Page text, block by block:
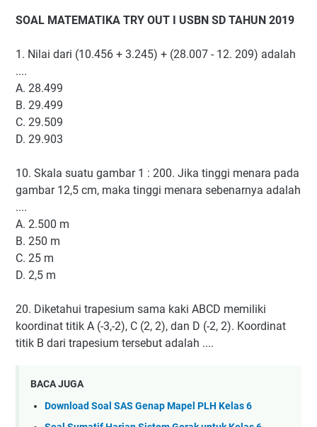
SOAL MATEMATIKA TRY OUT I USBN SD TAHUN 2019
1. Nilai dari (10.456 + 3.245) + (28.007 - 12. 209) adalah
....
A. 28.499
B. 29.499
C. 29.509
D. 29.903
10. Skala suatu gambar 1 : 200. Jika tinggi menara pada
gambar 12,5 cm, maka tinggi menara sebenarnya adalah
....
A. 2.500 m
B. 250 m
C. 25 m
D. 2,5 m
20. Diketahui trapesium sama kaki ABCD memiliki
koordinat titik A (-3,-2), C (2, 2), dan D (-2, 2). Koordinat
titik B dari trapesium tersebut adalah ....
BACA JUGA
Download Soal SAS Genap Mapel PLH Kelas 6